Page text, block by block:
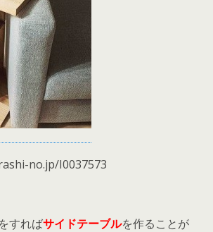
no.jp/I0037573
すればサイドテーブルを作ることが